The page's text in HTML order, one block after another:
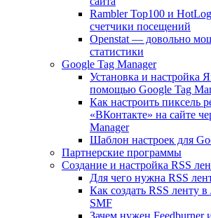
Rambler Top100 и
счетчики посещений
Openstat — довольно
статистики
Google Tag Manager
Установка и настройка
помощью Google Tag
Как настроить пиксель
«ВКонтакте» на сайте
Manager
Шаблон настроек для
Партнерские программы
Создание и настройка RSS
Для чего нужна RSS
Как создать RSS ленту
SMF
Зачем нужен Feedburner